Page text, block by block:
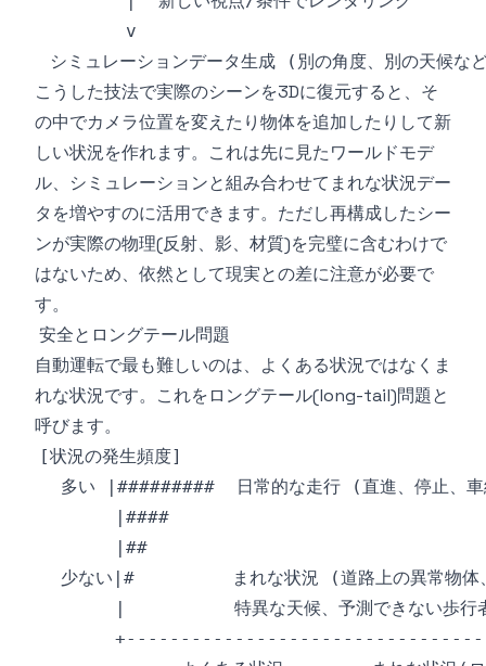
こうした技法で実際のシーンを3Dに復元すると、そ
の中でカメラ位置を変えたり物体を追加したりして新
しい状況を作れます。これは先に見たワールドモデ
ル、シミュレーションと組み合わせてまれな状況デー
タを増やすのに活用できます。ただし再構成したシー
ンが実際の物理(反射、影、材質)を完璧に含むわけで
はないため、依然として現実との差に注意が必要で
す。
安全とロングテール問題
自動運転で最も難しいのは、よくある状況ではなくま
れな状況です。これをロングテール(long-tail)問題と
呼びます。